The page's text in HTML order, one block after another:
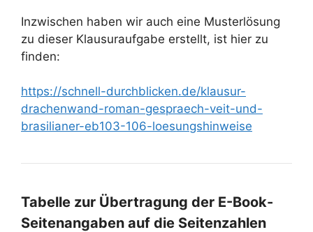
Inzwischen haben wir auch eine Musterlösung
zu dieser Klausuraufgabe erstellt, ist hier zu
finden:
https://schnell-durchblicken.de/klausur-
drachenwand-roman-gespraech-veit-und-
brasilianer-eb103-106-loesungshinweise
Tabelle zur Übertragung der E-Book-
Seitenangaben auf die Seitenzahlen